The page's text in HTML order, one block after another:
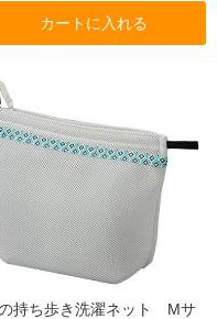
カートに入れる
持ち歩き洗濯ネット Mサ